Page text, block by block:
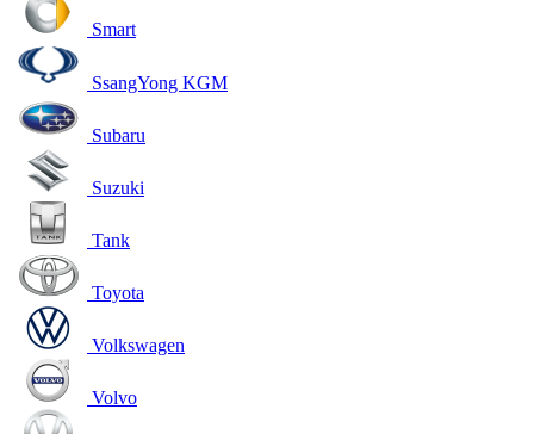
Smart
SsangYong KGM
Subaru
Suzuki
Tank
Toyota
Volkswagen
Volvo